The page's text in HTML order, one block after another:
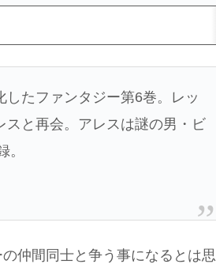
したファンタジー第6巻。レッ
スと再会。アレスは謎の男・ビ
仲間同士と争う事になるとは思